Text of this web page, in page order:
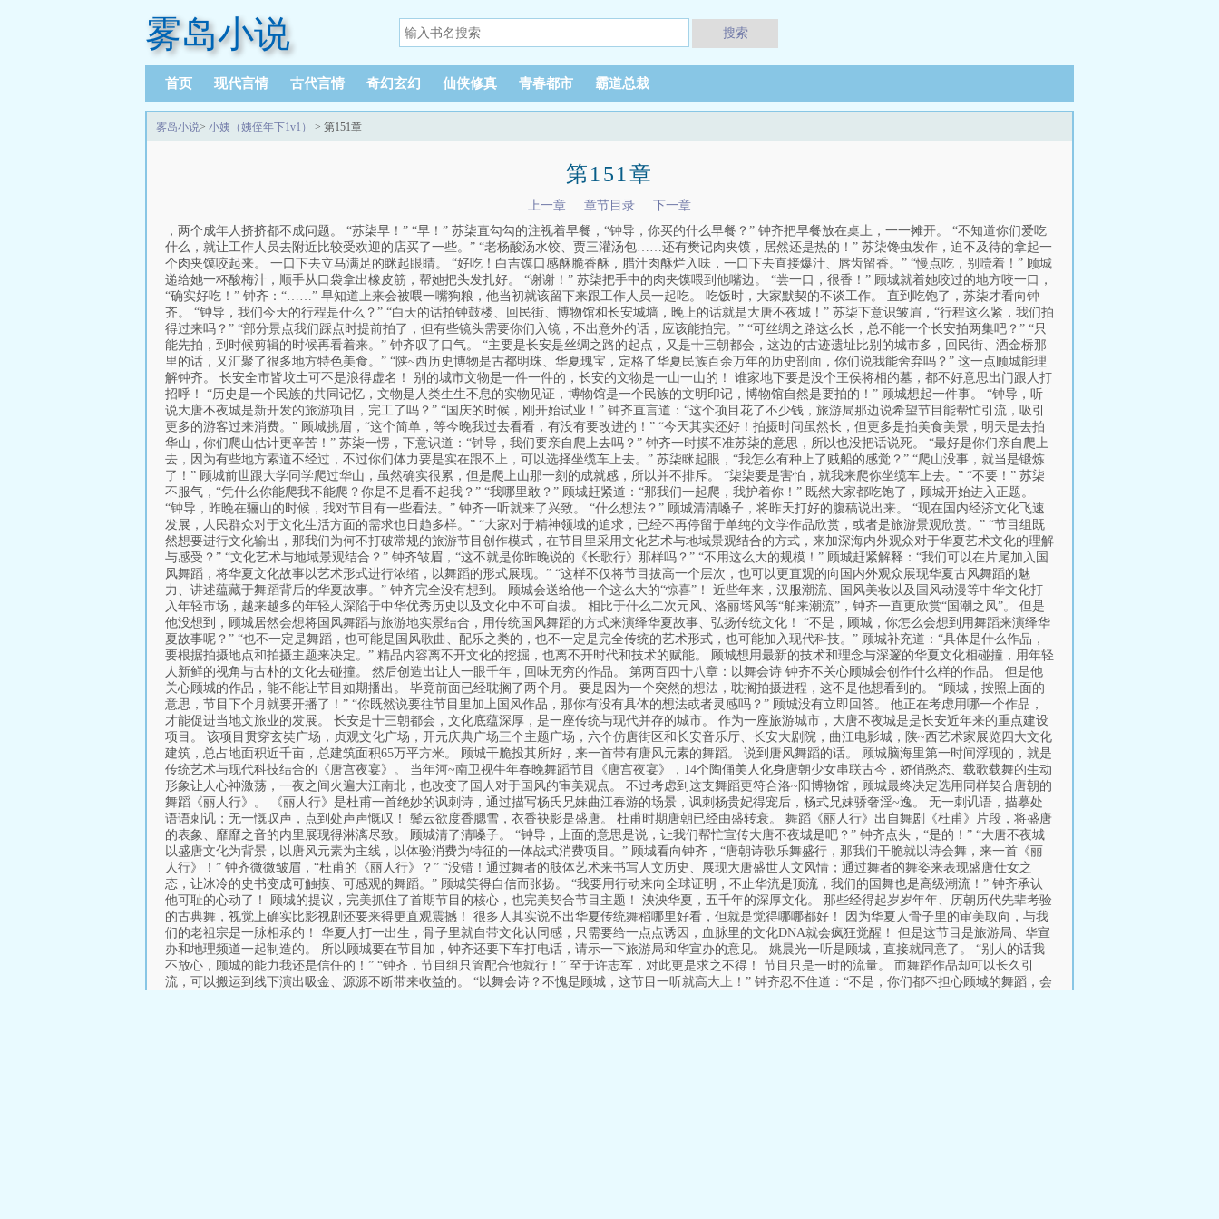
雾岛小说 搜索
首页 现代言情 古代言情 奇幻玄幻 仙侠修真 青春都市 霸道总裁
雾岛小说> 小姨（姨侄年下1v1） > 第151章
第151章
上一章 章节目录
下一章
，两个成年人挤挤都不成问题。 “苏柒早！” “早！” 苏柒直勾勾的注视着早餐，“钟导，你买的什么早餐？” 钟齐把早餐放在桌上，一一摊开。 “不知道你们爱吃
什么，就让工作人员去附近比较受欢迎的店买了一些。” “老杨酸汤水饺、贾三灌汤包……还有樊记肉夹馍，居然还是热的！” 苏柒馋虫发作，迫不及待的拿起一
个肉夹馍咬起来。 一口下去立马满足的眯起眼睛。 “好吃！白吉馍口感酥脆香酥，腊汁肉酥烂入味，一口下去直接爆汁、唇齿留香。” “慢点吃，别噎着！” 顾城
递给她一杯酸梅汁，顺手从口袋拿出橡皮筋，帮她把头发扎好。 “谢谢！” 苏柒把手中的肉夹馍喂到他嘴边。 “尝一口，很香！” 顾城就着她咬过的地方咬一口，
“确实好吃！” 钟齐：“……” 早知道上来会被喂一嘴狗粮，他当初就该留下来跟工作人员一起吃。 吃饭时，大家默契的不谈工作。 直到吃饱了，苏柒才看向钟
齐。 “钟导，我们今天的行程是什么？” “白天的话拍钟鼓楼、回民街、博物馆和长安城墙，晚上的话就是大唐不夜城！” 苏柒下意识皱眉，“行程这么紧，我们拍
得过来吗？” “部分景点我们踩点时提前拍了，但有些镜头需要你们入镜，不出意外的话，应该能拍完。” “可丝绸之路这么长，总不能一个长安拍两集吧？” “只
能先拍，到时候剪辑的时候再看着来。” 钟齐叹了口气。 “主要是长安是丝绸之路的起点，又是十三朝都会，这边的古迹遗址比别的城市多，回民街、洒金桥那
里的话，又汇聚了很多地方特色美食。” “陕~西历史博物是古都明珠、华夏瑰宝，定格了华夏民族百余万年的历史剖面，你们说我能舍弃吗？” 这一点顾城能理
解钟齐。 长安全市皆坟土可不是浪得虚名！ 别的城市文物是一件一件的，长安的文物是一山一山的！ 谁家地下要是没个王侯将相的墓，都不好意思出门跟人打
招呼！ “历史是一个民族的共同记忆，文物是人类生生不息的实物见证，博物馆是一个民族的文明印记，博物馆自然是要拍的！” 顾城想起一件事。 “钟导，听
说大唐不夜城是新开发的旅游项目，完工了吗？” “国庆的时候，刚开始试业！” 钟齐直言道：“这个项目花了不少钱，旅游局那边说希望节目能帮忙引流，吸引
更多的游客过来消费。” 顾城挑眉，“这个简单，等今晚我过去看看，有没有要改进的！” “今天其实还好！拍摄时间虽然长，但更多是拍美食美景，明天是去拍
华山，你们爬山估计更辛苦！” 苏柒一愣，下意识道：“钟导，我们要亲自爬上去吗？” 钟齐一时摸不准苏柒的意思，所以也没把话说死。 “最好是你们亲自爬上
去，因为有些地方索道不经过，不过你们体力要是实在跟不上，可以选择坐缆车上去。” 苏柒眯起眼，“我怎么有种上了贼船的感觉？” “爬山没事，就当是锻炼
了！” 顾城前世跟大学同学爬过华山，虽然确实很累，但是爬上山那一刻的成就感，所以并不排斥。 “柒柒要是害怕，就我来爬你坐缆车上去。” “不要！” 苏柒
不服气，“凭什么你能爬我不能爬？你是不是看不起我？” “我哪里敢？” 顾城赶紧道：“那我们一起爬，我护着你！” 既然大家都吃饱了，顾城开始进入正题。
“钟导，昨晚在骊山的时候，我对节目有一些看法。” 钟齐一听就来了兴致。 “什么想法？” 顾城清清嗓子，将昨天打好的腹稿说出来。 “现在国内经济文化飞速
发展，人民群众对于文化生活方面的需求也日趋多样。” “大家对于精神领域的追求，已经不再停留于单纯的文学作品欣赏，或者是旅游景观欣赏。” “节目组既
然想要进行文化输出，那我们为何不打破常规的旅游节目创作模式，在节目里采用文化艺术与地域景观结合的方式，来加深海内外观众对于华夏艺术文化的理解
与感受？” “文化艺术与地域景观结合？” 钟齐皱眉，“这不就是你昨晚说的《长歌行》那样吗？” “不用这么大的规模！” 顾城赶紧解释：“我们可以在片尾加入国
风舞蹈，将华夏文化故事以艺术形式进行浓缩，以舞蹈的形式展现。” “这样不仅将节目拔高一个层次，也可以更直观的向国内外观众展现华夏古风舞蹈的魅
力、讲述蕴藏于舞蹈背后的华夏故事。” 钟齐完全没有想到。 顾城会送给他一个这么大的“惊喜”！ 近些年来，汉服潮流、国风美妆以及国风动漫等中华文化打
入年轻市场，越来越多的年轻人深陷于中华优秀历史以及文化中不可自拔。 相比于什么二次元风、洛丽塔风等“舶来潮流”，钟齐一直更欣赏“国潮之风”。 但是
他没想到，顾城居然会想将国风舞蹈与旅游地实景结合，用传统国风舞蹈的方式来演绎华夏故事、弘扬传统文化！ “不是，顾城，你怎么会想到用舞蹈来演绎华
夏故事呢？” “也不一定是舞蹈，也可能是国风歌曲、配乐之类的，也不一定是完全传统的艺术形式，也可能加入现代科技。” 顾城补充道：“具体是什么作品，
要根据拍摄地点和拍摄主题来决定。” 精品内容离不开文化的挖掘，也离不开时代和技术的赋能。 顾城想用最新的技术和理念与深邃的华夏文化相碰撞，用年轻
人新鲜的视角与古朴的文化去碰撞。 然后创造出让人一眼千年，回味无穷的作品。 第两百四十八章：以舞会诗 钟齐不关心顾城会创作什么样的作品。 但是他
关心顾城的作品，能不能让节目如期播出。 毕竟前面已经耽搁了两个月。 要是因为一个突然的想法，耽搁拍摄进程，这不是他想看到的。 “顾城，按照上面的
意思，节目下个月就要开播了！” “你既然说要往节目里加上国风作品，那你有没有具体的想法或者灵感吗？” 顾城没有立即回答。 他正在考虑用哪一个作品，
才能促进当地文旅业的发展。 长安是十三朝都会，文化底蕴深厚，是一座传统与现代并存的城市。 作为一座旅游城市，大唐不夜城是是长安近年来的重点建设
项目。 该项目贯穿玄奘广场，贞观文化广场，开元庆典广场三个主题广场，六个仿唐街区和长安音乐厅、长安大剧院，曲江电影城，陕~西艺术家展览四大文化
建筑，总占地面积近千亩，总建筑面积65万平方米。 顾城干脆投其所好，来一首带有唐风元素的舞蹈。 说到唐风舞蹈的话。 顾城脑海里第一时间浮现的，就是
传统艺术与现代科技结合的《唐宫夜宴》。 当年河~南卫视牛年春晚舞蹈节目《唐宫夜宴》，14个陶俑美人化身唐朝少女串联古今，娇俏憨态、载歌载舞的生动
形象让人心神激荡，一夜之间火遍大江南北，也改变了国人对于国风的审美观点。 不过考虑到这支舞蹈更符合洛~阳博物馆，顾城最终决定选用同样契合唐朝的
舞蹈《丽人行》。 《丽人行》是杜甫一首绝妙的讽刺诗，通过描写杨氏兄妹曲江春游的场景，讽刺杨贵妃得宠后，杨式兄妹骄奢淫~逸。 无一刺讥语，描摹处
语语刺讥；无一慨叹声，点到处声声慨叹！ 鬓云欲度香腮雪，衣香袂影是盛唐。 杜甫时期唐朝已经由盛转衰。 舞蹈《丽人行》出自舞剧《杜甫》片段，将盛唐
的表象、靡靡之音的内里展现得淋漓尽致。 顾城清了清嗓子。 “钟导，上面的意思是说，让我们帮忙宣传大唐不夜城是吧？” 钟齐点头，“是的！” “大唐不夜城
以盛唐文化为背景，以唐风元素为主线，以体验消费为特征的一体战式消费项目。” 顾城看向钟齐，“唐朝诗歌乐舞盛行，那我们干脆就以诗会舞，来一首《丽
人行》！” 钟齐微微皱眉，“杜甫的《丽人行》？” “没错！通过舞者的肢体艺术来书写人文历史、展现大唐盛世人文风情；通过舞者的舞姿来表现盛唐仕女之
态，让冰冷的史书变成可触摸、可感观的舞蹈。” 顾城笑得自信而张扬。 “我要用行动来向全球证明，不止华流是顶流，我们的国舞也是高级潮流！” 钟齐承认
他可耻的心动了！ 顾城的提议，完美抓住了首期节目的核心，也完美契合节目主题！ 泱泱华夏，五千年的深厚文化。 那些经得起岁岁年年、历朝历代先辈考验
的古典舞，视觉上确实比影视剧还要来得更直观震撼！ 很多人其实说不出华夏传统舞稻哪里好看，但就是觉得哪哪都好！ 因为华夏人骨子里的审美取向，与我
们的老祖宗是一脉相承的！ 华夏人打一出生，骨子里就自带文化认同感，只需要给一点点诱因，血脉里的文化DNA就会疯狂觉醒！ 但是这节目是旅游局、华宣
办和地理频道一起制造的。 所以顾城要在节目加，钟齐还要下车打电话，请示一下旅游局和华宣办的意见。 姚晨光一听是顾城，直接就同意了。 “别人的话我
不放心，顾城的能力我还是信任的！” “钟齐，节目组只管配合他就行！” 至于许志军，对此更是求之不得！ 节目只是一时的流量。 而舞蹈作品却可以长久引
流，可以搬运到线下演出吸金、源源不断带来收益的。 “以舞会诗？不愧是顾城，这节目一听就高大上！” 钟齐忍不住道：“不是，你们都不担心顾城的舞蹈，会